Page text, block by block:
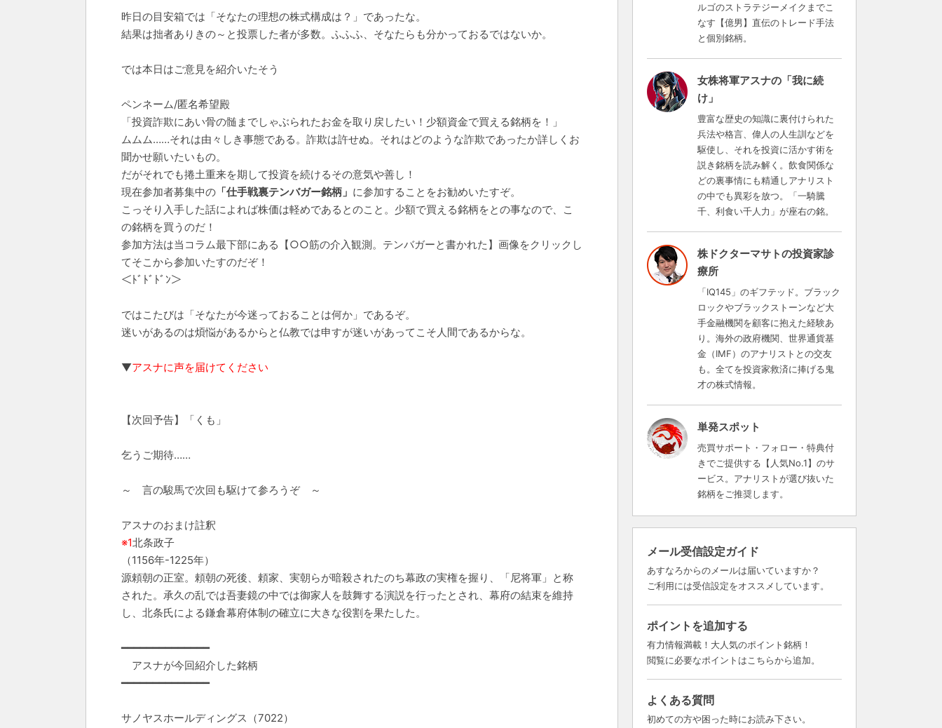
昨日の目安箱では「そなたの理想の株式構成は？」であったな。
結果は拙者ありきの～と投票した者が多数。ふふふ、そなたらも分かっておるではないか。
では本日はご意見を紹介いたそう
ペンネーム/匿名希望殿
「投資詐欺にあい骨の髄までしゃぶられたお金を取り戻したい！少額資金で買える銘柄を！」
ムムム……それは由々しき事態である。詐欺は許せぬ。それはどのような詐欺であったか詳しくお
聞かせ願いたいもの。
だがそれでも捲土重来を期して投資を続けるその意気や善し！
現在参加者募集中の 「仕手戦裏テンバガー銘柄」 に参加することをお勧めいたすぞ。
こっそり入手した話によれば株価は軽めであるとのこと。少額で買える銘柄をとの事なので、こ
の銘柄を買うのだ！
参加方法は当コラム最下部にある【○○筋の介入観測。テンバガーと書かれた】画像をクリックし
てそこから参加いたすのだぞ！
＜ﾄﾞﾄﾞﾄﾞﾝ＞
ではこたびは「そなたが今迷っておることは何か」であるぞ。
迷いがあるのは煩悩があるからと仏教では申すが迷いがあってこそ人間であるからな。
▼アスナに声を届けてください
【次回予告】「くも」
乞うご期待……
～ 言の駿馬で次回も駆けて参ろうぞ ～
アスナのおまけ註釈
※1北条政子
（1156年-1225年）
源頼朝の正室。頼朝の死後、頼家、実朝らが暗殺されたのち幕政の実権を握り、「尼将軍」と称
された。承久の乱では吾妻鏡の中では御家人を鼓舞する演説を行ったとされ、幕府の結束を維持
し、北条氏による鎌倉幕府体制の確立に大きな役割を果たした。
━━━━━━━━━━━━━━
アスナが今回紹介した銘柄
━━━━━━━━━━━━━━
サノヤスホールディングス（7022）
ルゴのストラテジーメイクまでこ
なす【億男】直伝のトレード手法
と個別銘柄。
女株将軍アスナの「我に続
け」
豊富な歴史の知識に裏付けられた
兵法や格言、偉人の人生訓などを
駆使し、それを投資に活かす術を
説き銘柄を読み解く。飲食関係な
どの裏事情にも精通しアナリスト
の中でも異彩を放つ。「一騎騰
千、利食い千人力」が座右の銘。
株ドクターマサトの投資家診
療所
「IQ145」のギフテッド。ブラック
ロックやブラックストーンなど大
手金融機関を顧客に抱えた経験あ
り。海外の政府機関、世界通貨基
金（IMF）のアナリストとの交友
も。全てを投資家救済に捧げる鬼
才の株式情報。
単発スポット
売買サポート・フォロー・特典付
きでご提供する【人気No.1】のサ
ービス。アナリストが選び抜いた
銘柄をご推奨します。
メール受信設定ガイド
あすなろからのメールは届いていますか？
ご利用には受信設定をオススメしています。
ポイントを追加する
有力情報満載！大人気のポイント銘柄！
閲覧に必要なポイントはこちらから追加。
よくある質問
初めての方や困った時にお読み下さい。